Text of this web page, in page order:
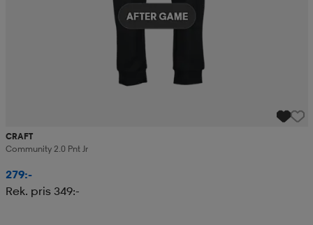
CRAFT
Community 2.0 Pnt Jr
279:-
Rek. pris 349:-